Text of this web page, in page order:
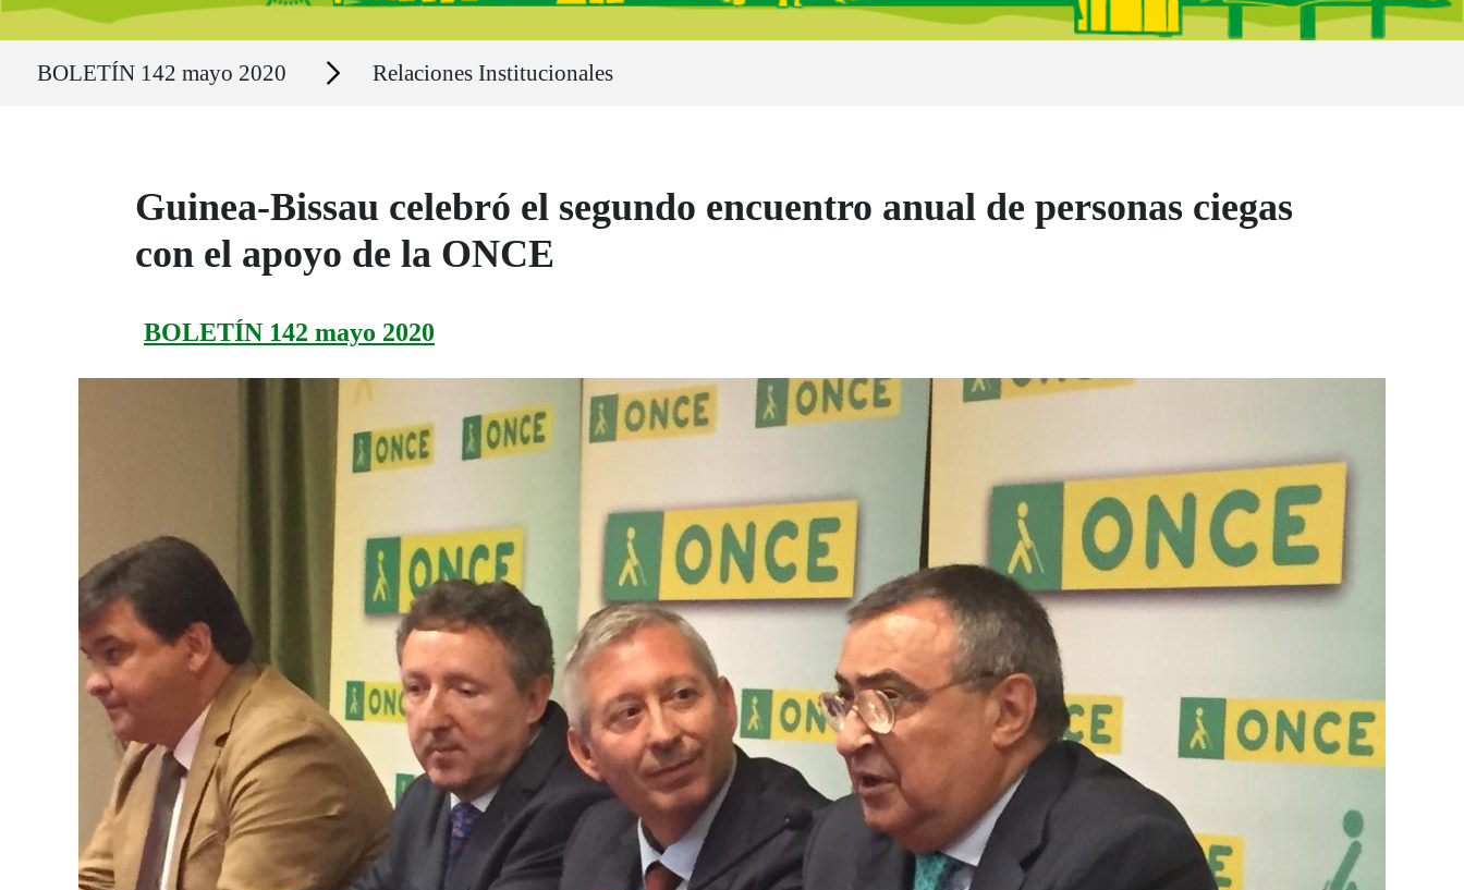
BOLETÍN 142 mayo 2020 Secciones Relaciones Institucionales
Guinea-Bissau celebró el segundo encuentro anual de personas ciegas
con el apoyo de la ONCE
BOLETÍN 142 mayo 2020